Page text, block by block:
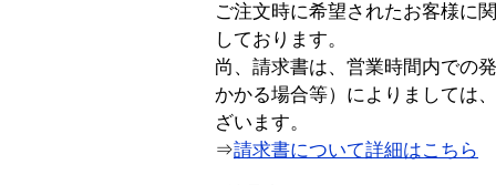
ご注文時に希望されたお客様に
しております。
尚、請求書は、営業時間内での
かかる場合等）によりましては
ざいます。
⇒請求書について詳細はこちら